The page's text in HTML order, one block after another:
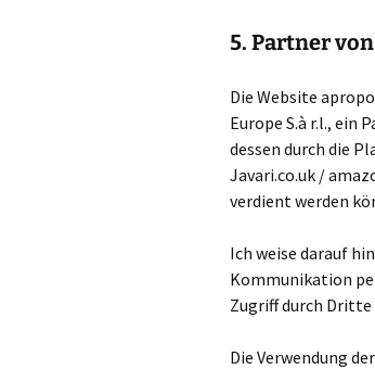
5. Partner
Die Website
Europe S.à r.l.,
dessen durch die
Javari.co.uk /
verdient werden
Ich weise darauf
Kommunikation
Zugriff durch
Die Verwendung